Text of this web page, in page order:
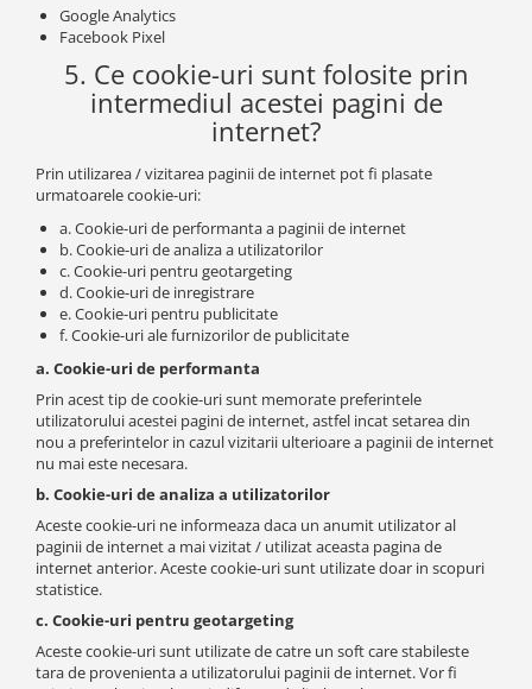
Google Analytics
Facebook Pixel
5. Ce cookie-uri sunt folosite prin
intermediul acestei pagini de
internet?
Prin utilizarea / vizitarea paginii de internet pot fi plasate
urmatoarele cookie-uri:
a. Cookie-uri de performanta a paginii de internet
b. Cookie-uri de analiza a utilizatorilor
c. Cookie-uri pentru geotargeting
d. Cookie-uri de inregistrare
e. Cookie-uri pentru publicitate
f. Cookie-uri ale furnizorilor de publicitate
a. Cookie-uri de performanta
Prin acest tip de cookie-uri sunt memorate preferintele
utilizatorului acestei pagini de internet, astfel incat setarea din
nou a preferintelor in cazul vizitarii ulterioare a paginii de internet
nu mai este necesara.
b. Cookie-uri de analiza a utilizatorilor
Aceste cookie-uri ne informeaza daca un anumit utilizator al
paginii de internet a mai vizitat / utilizat aceasta pagina de
internet anterior. Aceste cookie-uri sunt utilizate doar in scopuri
statistice.
c. Cookie-uri pentru geotargeting
Aceste cookie-uri sunt utilizate de catre un soft care stabileste
tara de provenienta a utilizatorului paginii de internet. Vor fi